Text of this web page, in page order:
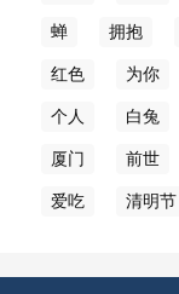
蝉 拥抱
红色 为你
个人 白兔
厦门 前世
爱吃 清明节